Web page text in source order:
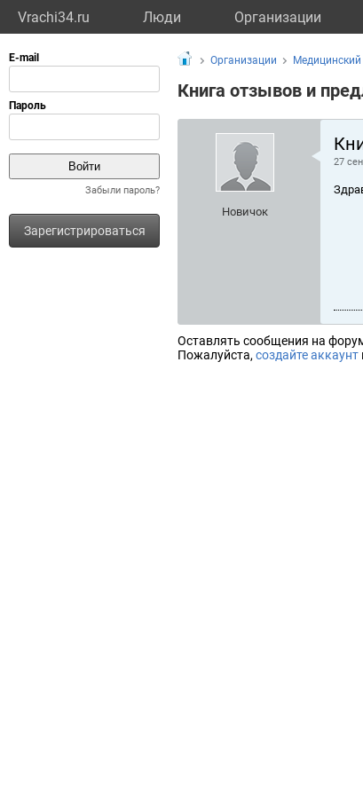
Vrachi34.ru Люди Организации
Забыли пароль?
Зарегистрироваться
Организации Медицинский
Книга отзывов и
Новичок
27
Оставлять сообщения на
Пожалуйста, создайте аккаунт